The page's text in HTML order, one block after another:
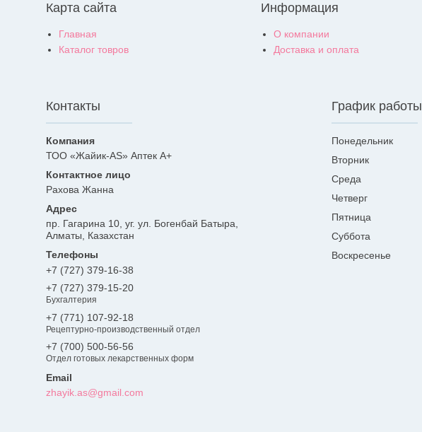
Карта сайта
Главная
Каталог товров
Информация
О компании
Доставка и оплата
Контакты
ТОО «Жайик-AS» Аптек А+
Рахова Жанна
пр. Гагарина 10, уг. ул. Богенбай Батыра,
Алматы, Казахстан
+7 (727) 379-16-38
+7 (727) 379-15-20
Бухгалтерия
+7 (771) 107-92-18
Рецептурно-производственный отдел
+7 (700) 500-56-56
Отдел готовых лекарственных форм
zhayik.as@gmail.com
График работы
Понедельник
Вторник
Среда
Четверг
Пятница
Суббота
Воскресенье